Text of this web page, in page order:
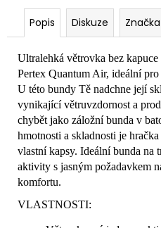
Popis Diskuze Značka
Ultralehká větrovka bez
Pertex Quantum Air, ideální
U této bundy Tě nadchne její
vynikající větruvzdornost a
chybět jako záložní bunda v
hmotnosti a skladnosti je
vlastní kapsy. Ideální bunda
aktivity s jasným požadavkem
komfortu.
VLASTNOSTI: